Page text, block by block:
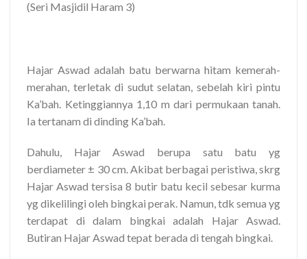
(Seri Masjidil Haram 3)
Hajar Aswad adalah batu berwarna hitam kemerah-
merahan, terletak di sudut selatan, sebelah kiri pintu
Ka’bah. Ketinggiannya 1,10 m dari permukaan tanah.
Ia tertanam di dinding Ka’bah.
Dahulu, Hajar Aswad berupa satu batu yg
berdiameter ± 30 cm. Akibat berbagai peristiwa, skrg
Hajar Aswad tersisa 8 butir batu kecil sebesar kurma
yg dikelilingi oleh bingkai perak. Namun, tdk semua yg
terdapat di dalam bingkai adalah Hajar Aswad.
Butiran Hajar Aswad tepat berada di tengah bingkai.